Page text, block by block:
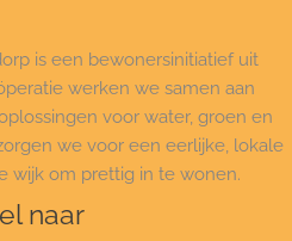
is een bewonersinitiatief uit
werken we samen aan
voor water, groen en
we voor een eerlijke, lokale
wijk om prettig in te wonen.
naar